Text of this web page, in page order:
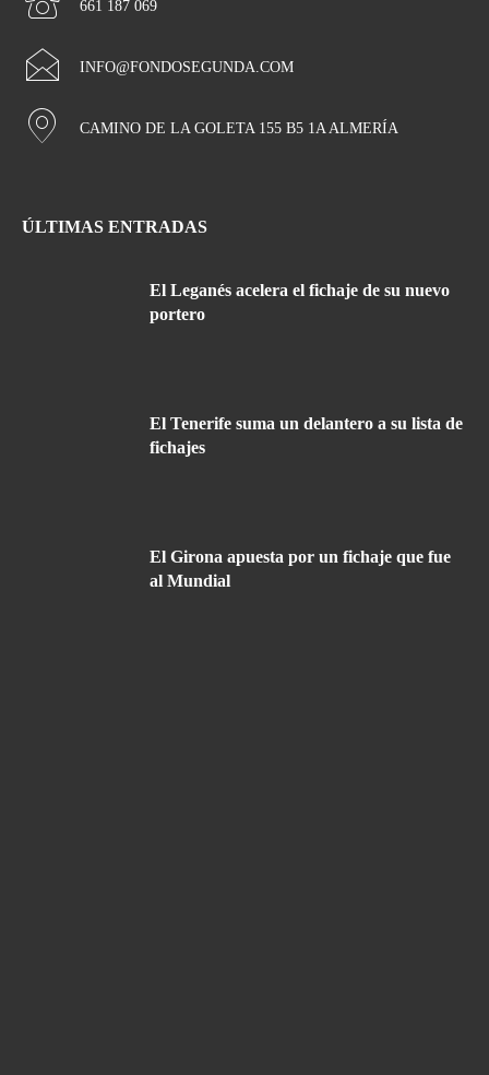
661 187 069
INFO@FONDOSEGUNDA.COM
CAMINO DE LA GOLETA 155 B5 1A ALMERÍA
ÚLTIMAS ENTRADAS
El Leganés acelera el fichaje de su nuevo
portero
El Tenerife suma un delantero a su lista de
fichajes
El Girona apuesta por un fichaje que fue
al Mundial